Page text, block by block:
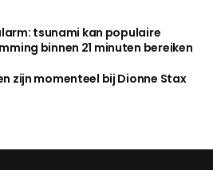
tsunami kan populaire
binnen 21 minuten bereiken
zijn momenteel bij Dionne Stax